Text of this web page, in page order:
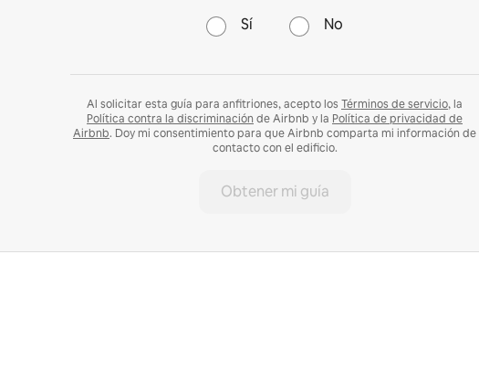
Sí No
Al solicitar esta guía para anfitriones, acepto los Términos de servicio, la
Política contra la discriminación de Airbnb y la Política de privacidad de
Airbnb. Doy mi consentimiento para que Airbnb comparta mi información de
contacto con el edificio.
Obtener mi guía